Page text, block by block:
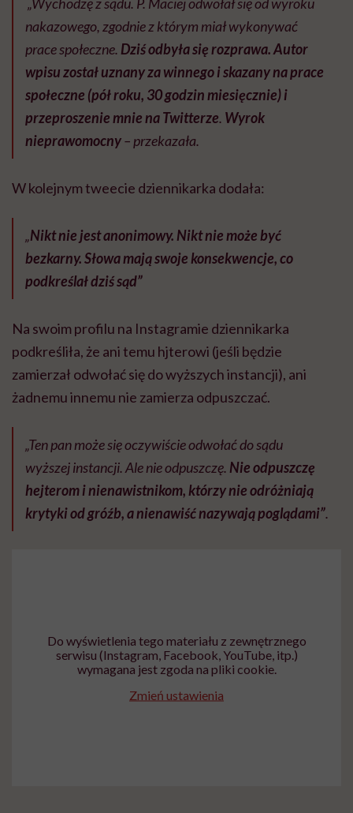
nakazowego, zgodnie z którym miał wykonywać
prace społeczne. Dziś odbyła się rozprawa. Autor
wpisu został uznany za winnego i skazany na prace
społeczne (pół roku, 30 godzin miesięcznie) i
przeproszenie mnie na Twitterze. Wyrok
nieprawomocny– przekazała.
W kolejnym tweecie dziennikarka dodała:
„Nikt nie jest anonimowy. Nikt nie może być
bezkarny. Słowa mają swoje konsekwencje, co
podkreślał dziś sąd”
Na swoim profilu na Instagramie dziennikarka
podkreśliła, że ani temu hjterowi (jeśli będzie
zamierzał odwołać się do wyższych instancji), ani
żadnemu innemu nie zamierza odpuszczać.
„Ten pan może się oczywiście odwołać do sądu
wyższej instancji. Ale nie odpuszczę. Nie odpuszczę
hejterom i nienawistnikom, którzy nie odróżniają
krytyki od gróźb, a nienawiść nazywają poglądami”.
Do wyświetlenia tego materiału z zewnętrznego
serwisu (Instagram, Facebook, YouTube, itp.)
wymagana jest zgoda na pliki cookie.
Zmień ustawienia